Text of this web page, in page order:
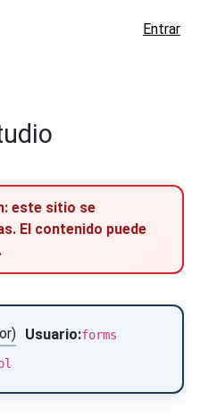
Entrar
este sitio se
El contenido puede
Usuario:forms